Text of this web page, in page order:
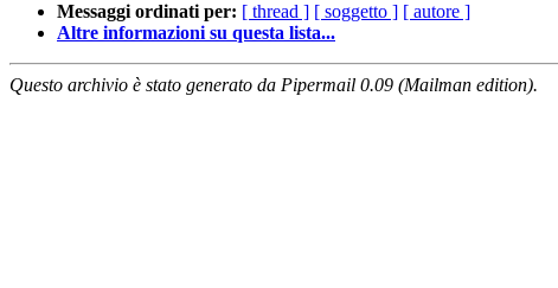
Messaggi ordinati per: [ thread ] [ soggetto ] [ autore ]
Altre informazioni su questa lista...
Questo archivio è stato generato da Pipermail 0.09 (Mailman edition).